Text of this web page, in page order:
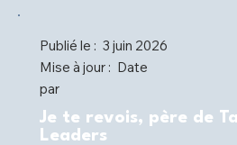
Publié le : 3 juin 2026
Mise à jour : Date
par
Je te revois, père de
Leaders